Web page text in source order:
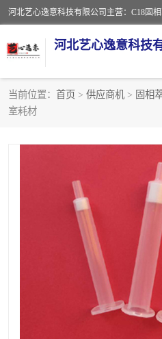
河北艺心逸意科技
当前位置： 首页 > 供应商机 > 固相
室耗材
固相萃取柱
QuEChERS
ELISA试剂盒
多功能净化柱